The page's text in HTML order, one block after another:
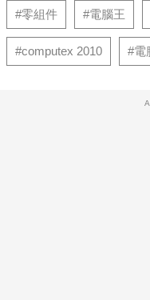
#零組件 #電腦王
#computex 2010 #電